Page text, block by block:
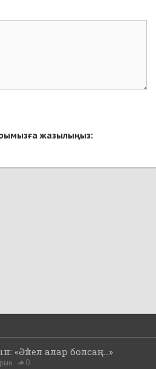
жазылыңыз:
«Әйел алар болсаң...»
0